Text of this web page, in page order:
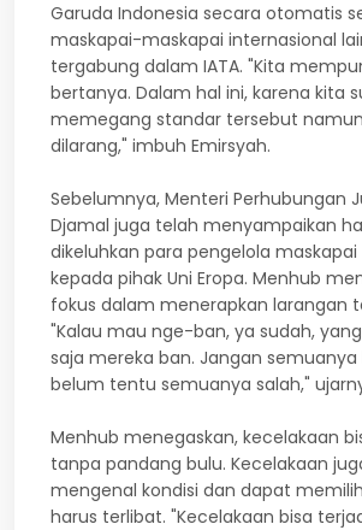
Garuda Indonesia secara otomatis
maskapai-maskapai internasional
tergabung dalam IATA. "Kita
bertanya. Dalam hal ini, karena kita
memegang standar tersebut
dilarang," imbuh Emirsyah.
Sebelumnya, Menteri Perhubungan
Djamal juga telah menyampaikan
dikeluhkan para pengelola
kepada pihak Uni Eropa. Menhub
fokus dalam menerapkan larangan
"Kalau mau nge-ban, ya sudah,
saja mereka ban. Jangan semuanya
belum tentu semuanya salah,"
Menhub menegaskan, kecelakaan
tanpa pandang bulu. Kecelakaan
mengenal kondisi dan dapat
harus terlibat. "Kecelakaan bisa